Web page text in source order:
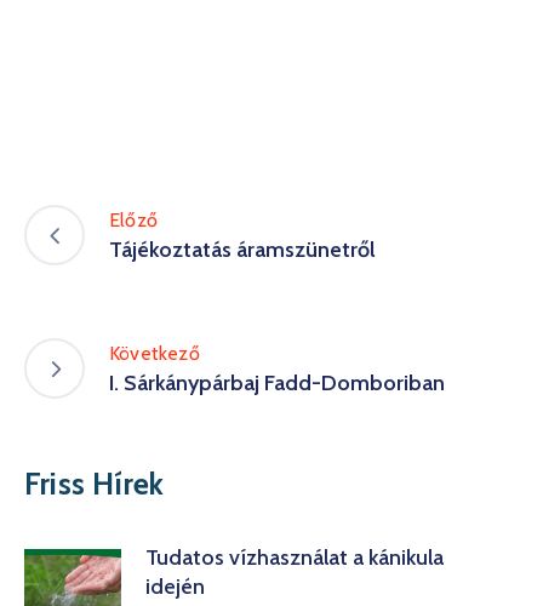
Előző
Tájékoztatás áramszünetről
Következő
I. Sárkánypárbaj Fadd-Domboriban
Friss Hírek
Tudatos vízhasználat a kánikula
idején